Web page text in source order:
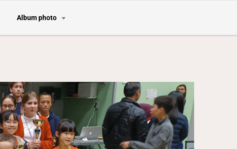
Album photo